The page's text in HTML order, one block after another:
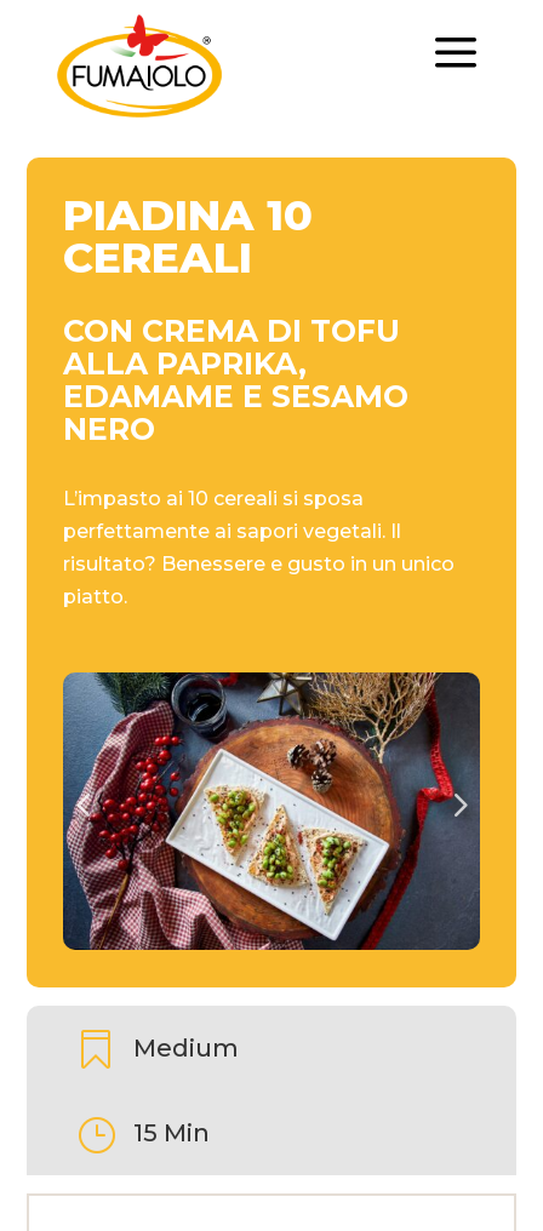
a
PIADINA 10
CEREALI
CON CREMA DI TOFU
ALLA PAPRIKA,
EDAMAME E SESAMO
NERO
L’impasto ai 10 cereali si sposa
perfettamente ai sapori vegetali. Il
risultato? Benessere e gusto in un unico
piatto.
 Medium
} 15 Min